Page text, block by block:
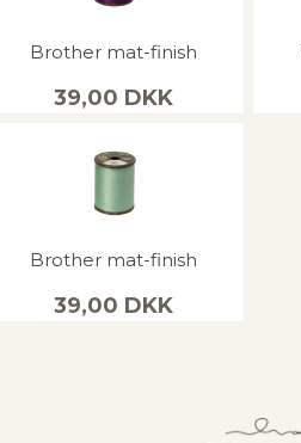
Brother mat-finish
39,00 DKK
Brother mat-finish
39,00 DKK